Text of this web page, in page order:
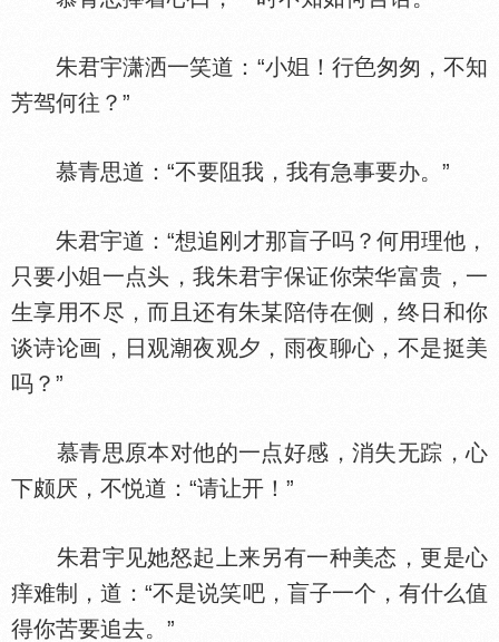
朱君宇潇洒一笑道：“小 ！行
匆匆，不知
芳驾何往？”
慕青思道：“不要阻我，我有急事要办。”
朱君宇道：“想追刚才那盲子吗？何用理他，
只要小
一点头，我朱君宇保证你荣华富贵，一
生享用不尽，而且还有朱某陪侍在侧，终日和你
谈诗论画，日观
夜观夕，雨夜聊心，不是挺美
吗？”
慕青思原本对他的一点好感，消失无踪，心
下颇厌，不悦道：“请让开！”
朱君宇见她怒起上来另有一种美态，更是心
痒难制，道：“不是说笑吧，盲子一个，有什么值
得你苦要追去。”